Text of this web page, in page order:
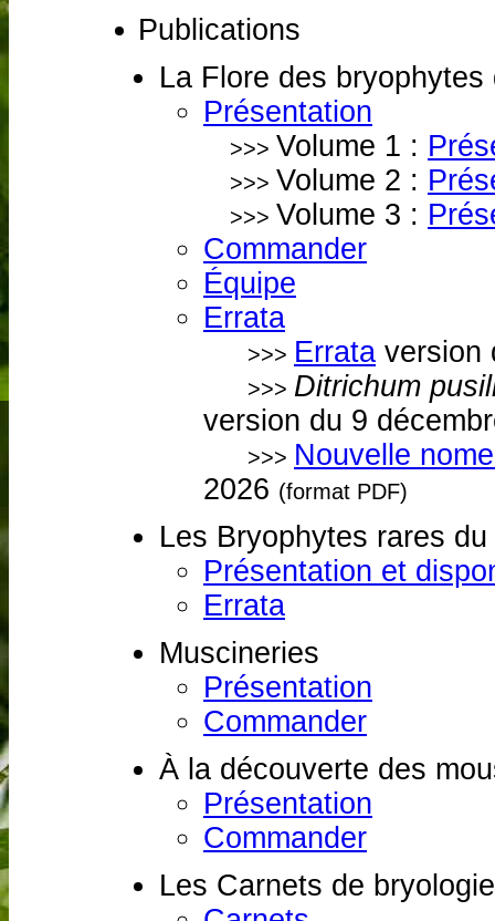
Publications
La Flore des
Présentation
>>> Volume 1 :
>>> Volume 2 :
>>> Volume 3 :
Commander
Équipe
Errata
>>> Errata version
>>> Ditrichum
version du 9
>>> Nouvelle
2026 (format PDF)
Les Bryophytes rares
Présentation et
Errata
Muscineries
Présentation
Commander
À la découverte des
Présentation
Commander
Les Carnets de bryologie